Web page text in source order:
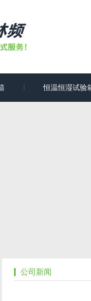
恒温恒湿试验
公司新闻